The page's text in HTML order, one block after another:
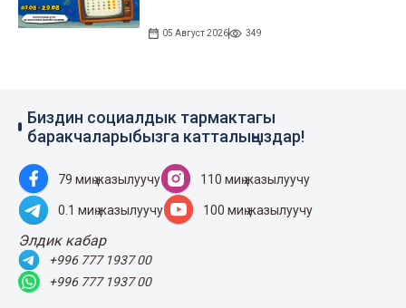
05 Август 2026 349
Биздин социалдык тармактагы
баракчаларыбызга катталыңыздар!
79 миң жазылуучу 110 миң жазылуучу
0.1 миң жазылуучу 100 миң жазылуучу
Элдик кабар
+996 777 1937 00
+996 777 1937 00